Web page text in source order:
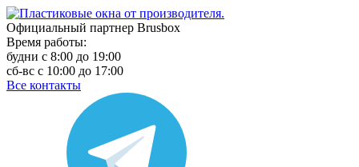
Официальный партнер Brusbox
Время работы:
будни с 8:00 до 19:00
сб-вс с 10:00 до 17:00
Все контакты